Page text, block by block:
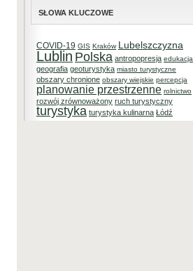
SŁOWA KLUCZOWE
COVID-19 GIS Kraków Lubelszczyzna
Lublin Polska antropopresja edukacja
geografia geoturystyka miasto turystyczne
obszary chronione obszary wiejskie percepcja
planowanie przestrzenne rolnictwo
rozwój zrównoważony ruch turystyczny
turystyka turystyka kulinarna Łódź